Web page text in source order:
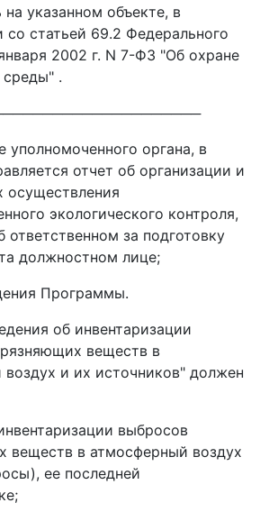
на указанном объекте, в
со статьей 69.2 Федерального
2002 г. N 7-ФЗ "Об охране
.
уполномоченного органа, в
отчет об организации и
осуществления
экологического контроля,
ответственном за подготовку
должностном лице;
Программы.
об инвентаризации
веществ в
и их источников" должен
выбросов
веществ в атмосферный воздух
ее последней